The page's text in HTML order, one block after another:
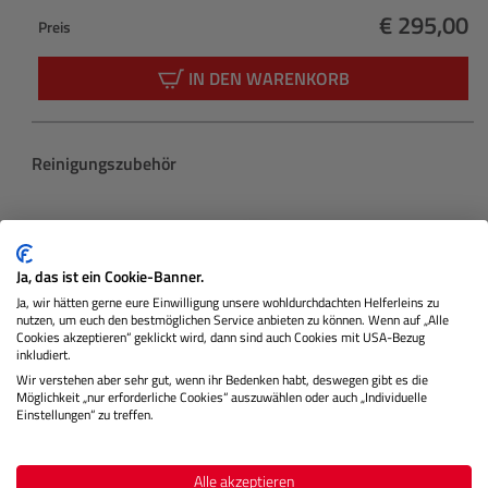
Preis
Regulärer
€ 295,00
IN DEN WARENKORB
Produktgalerie überspringen
Reinigungszubehör
Cleaning Kit (Lens Pen + Power Blower)
Ja, das ist ein Cookie-Banner.
Ja, wir hätten gerne eure Einwilligung unsere wohldurchdachten Helferleins zu
nutzen, um euch den bestmöglichen Service anbieten zu können. Wenn auf „Alle
Cookies akzeptieren“ geklickt wird, dann sind auch Cookies mit USA-Bezug
inkludiert.
Wir verstehen aber sehr gut, wenn ihr Bedenken habt, deswegen gibt es die
Möglichkeit „nur erforderliche Cookies“ auszuwählen oder auch „Individuelle
Einstellungen“ zu treffen.
Alle akzeptieren